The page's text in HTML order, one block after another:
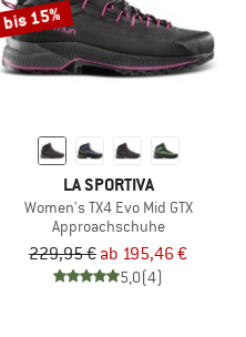
bis 15%
LA SPORTIVA
Women's TX4 Evo Mid GTX
Approachschuhe
229,95 € ab 195,46 €
5,0(4)